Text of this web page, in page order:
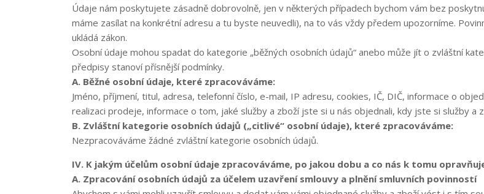
Údaje nám poskytujete zásadně dobrovolně, jen v některých případech bychom vám bez
máme zasílat na konkrétní adresu a tu byste neuvedli), na to vás vždy předem upozorníme.
ukládá zákon.
Osobní údaje mohou spadat do kategorie „běžných osobních údajů“ anebo může jít o zvláštní
předpisy stanoví přísnější podmínky.
A. Běžné osobní údaje, které zpracováváme:
Jméno, příjmení, titul, adresa, telefonní číslo, e-mail, IP adresu, cookies, IČ, DIČ, informace o
realizaci prodeje, informace o tom, jaké služby a zboží jste si u nás objednali, kdy jste si služby a
B. Zvláštní kategorie osobních údajů („citlivé“ osobní údaje), které zpracováváme:
Nezpracováváme žádné zvláštní kategorie osobních údajů.
IV. K jakým účelům osobní údaje zpracováváme, po jakou dobu a co nás k tomu
A. Zpracování osobních údajů za účelem uzavření smlouvy a plnění smluvních povinností